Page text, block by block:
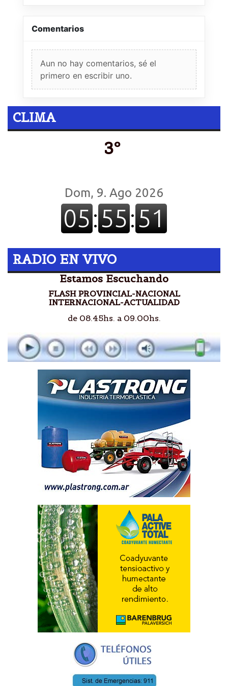
Comentarios
Aun no hay comentarios, sé el
primero en escribir uno.
CLIMA
3º
RADIO EN VIVO
Estamos Escuchando
FLASH PROVINCIAL-NACIONAL
INTERNACIONAL-ACTUALIDAD
de 08.45hs. a 09.00hs.